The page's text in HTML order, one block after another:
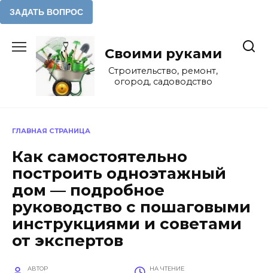
содержанию
Своими руками
Строительство, ремонт,
огород, садоводство
ГЛАВНАЯ СТРАНИЦА
Как самостоятельно
построить одноэтажный
дом — подробное
руководство с пошаговыми
инструкциями и советами
от экспертов
АВТОР НА ЧТЕНИЕ